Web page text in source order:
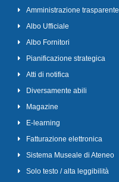
Amministrazione trasparente
Albo Ufficiale
Albo Fornitori
Pianificazione strategica
Atti di notifica
Diversamente abili
Magazine
E-learning
Fatturazione elettronica
Sistema Museale di Ateneo
Solo testo / alta leggibilità